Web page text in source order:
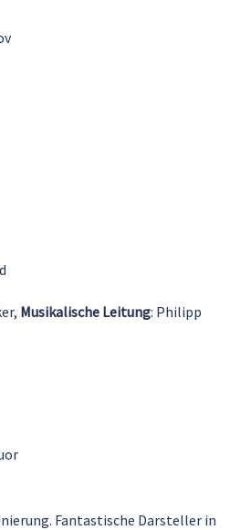
Musikalische Leitung: Philipp
Fantastische Darsteller in